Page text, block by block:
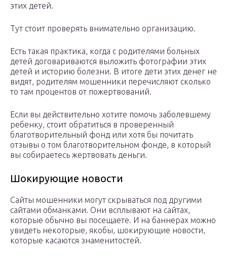
этих детей.
Тут стоит проверять внимательно организацию.
Есть такая практика, когда с родителями больных
детей договариваются выложить фотографии этих
детей и историю болезни. В итоге дети этих денег не
видят, родителям мошенники перечисляют сколько
то там процентов от пожертвований.
Если вы действительно хотите помочь заболевшему
ребенку, стоит обратиться в проверенный
благотворительный фонд или хотя бы почитать
отзывы о том благотворительном фонде, в который
вы собираетесь жертвовать деньги.
Шокирующие новости
Сайты мошенники могут скрываться под другими
сайтами обманками. Они всплывают на сайтах,
которые обычно вы посещаете. И на баннерах можно
увидеть некоторые, якобы, шокирующие новости,
которые касаются знаменитостей.